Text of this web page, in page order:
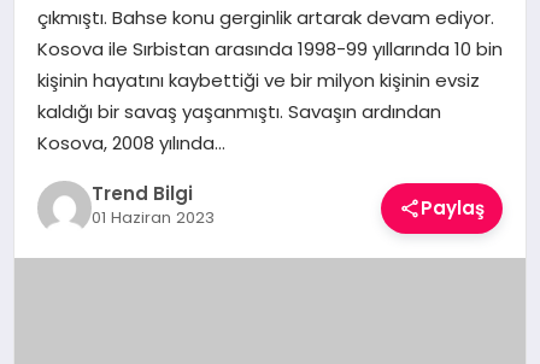
TEKNOLOJI
YAŞAM
çıkmıştı. Bahse konu gerginlik artarak devam ediyor.
Kosova ile Sırbistan arasında 1998-99 yıllarında 10 bin
kişinin hayatını kaybettiği ve bir milyon kişinin evsiz
kaldığı bir savaş yaşanmıştı. Savaşın ardından
Kosova, 2008 yılında…
Trend Bilgi
01 Haziran 2023 Paylaş